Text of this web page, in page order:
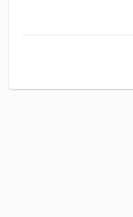
vilka de är. Vägen